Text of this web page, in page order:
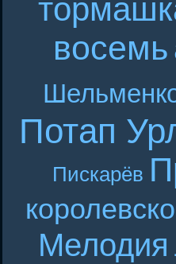
восемь
Потап
Пискарёв
Мелодия